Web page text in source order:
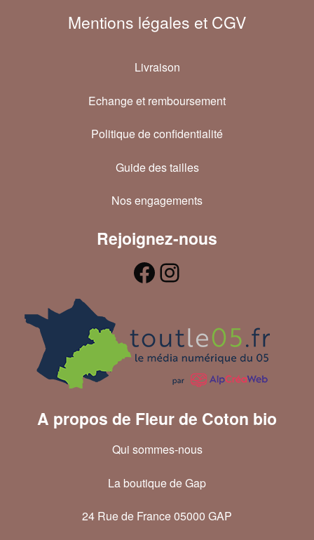
Mentions légales et CGV
Livraison
Echange et remboursement
Politique de confidentialité
Guide des tailles
Nos engagements
Rejoignez-nous
A propos de Fleur de Coton bio
Qui sommes-nous
La boutique de Gap
24 Rue de France 05000 GAP